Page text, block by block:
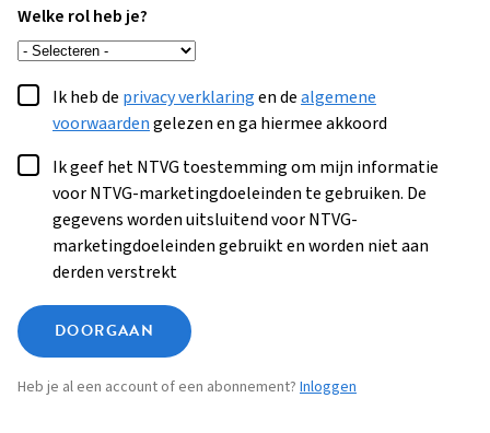
Welke rol heb je?
Ik heb de privacy verklaringen dealgemene
voorwaardengelezen en ga hiermee akkoord
Ik geef het NTVG toestemming om mijn informatie
voor NTVG-marketingdoeleinden te gebruiken. De
gegevens worden uitsluitend voor NTVG-
marketingdoeleinden gebruikt en worden niet aan
derden verstrekt
DOORGAAN
Heb je al een account of een abonnement? Inloggen